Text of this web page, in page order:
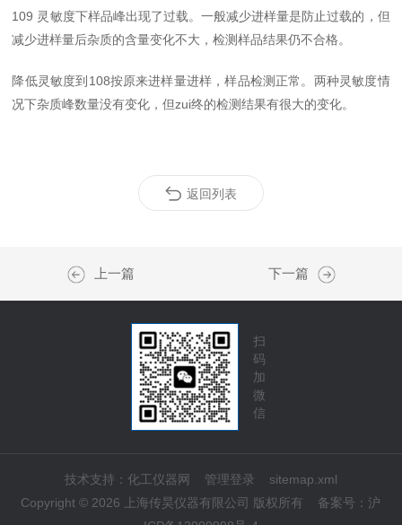
109 灵敏度下样品峰出现了过载。一般减少进样量是防止过载的，但
减少进样量后杂质的含量变化不大，检测样品结果仍不合格。
降低灵敏度到108按原来进样量进样，样品检测正常。两种灵敏度情
况下杂质峰数量没有变化，但zui终的检测结果有很大的变化。
返回列表
上一篇 下一篇
扫
码
加
微
信
技术支持： 化工仪器网 管理登录
sitemap.xml
Copyright © 2026 上海传昊仪器有限公司 版权所有 备案号：沪